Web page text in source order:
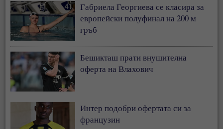
Габриела Георгиева се класира за
европейски полуфинал на 200 м
гръб
Бешикташ прати внушителна
оферта на Влахович
Интер подобри офертата си за
французин